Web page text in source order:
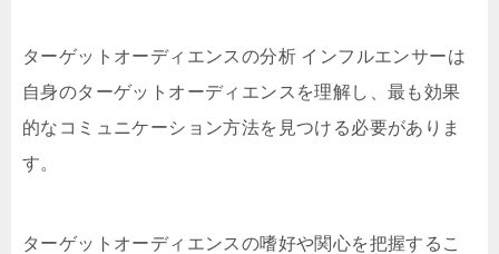
ターゲットオーディエンスの分析 インフルエンサーは
自身のターゲットオーディエンスを理解し、最も効果
的なコミュニケーション方法を見つける必要がありま
す。
ターゲットオーディエンスの嗜好や関心を把握するこ